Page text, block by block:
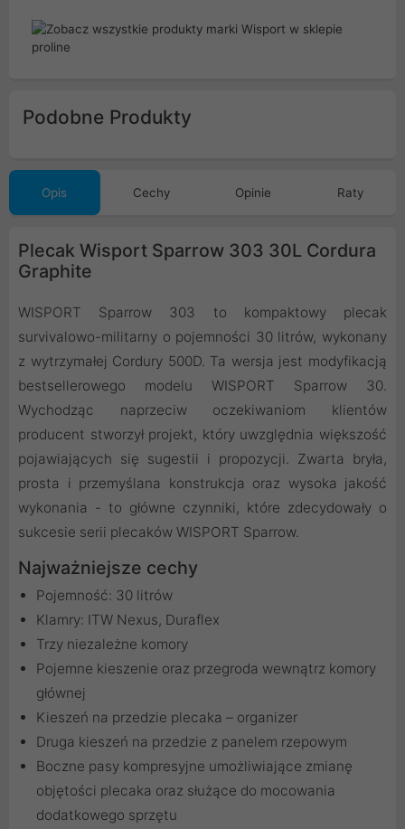
Podobne Produkty
Opis Cechy Opinie Raty
Plecak Wisport Sparrow 303 30L Cordura
Graphite
WISPORT Sparrow 303 to kompaktowy plecak
survivalowo-militarny o pojemności 30 litrów, wykonany
z wytrzymałej Cordury 500D. Ta wersja jest modyfikacją
bestsellerowego modelu WISPORT Sparrow 30.
Wychodząc naprzeciw oczekiwaniom klientów
producent stworzył projekt, który uwzględnia większość
pojawiających się sugestii i propozycji. Zwarta bryła,
prosta i przemyślana konstrukcja oraz wysoka jakość
wykonania - to główne czynniki, które zdecydowały o
sukcesie serii plecaków WISPORT Sparrow.
Najważniejsze cechy
Pojemność: 30 litrów
Klamry: ITW Nexus, Duraflex
Trzy niezależne komory
Pojemne kieszenie oraz przegroda wewnątrz komory
głównej
Kieszeń na przedzie plecaka – organizer
Druga kieszeń na przedzie z panelem rzepowym
Boczne pasy kompresyjne umożliwiające zmianę
objętości plecaka oraz służące do mocowania
dodatkowego sprzętu